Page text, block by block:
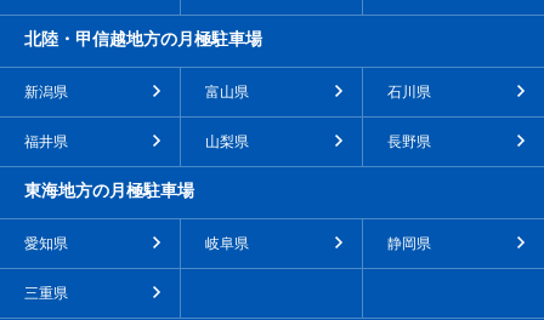
北陸・甲信越地方の月極駐車場
新潟県 富山県 石川県
福井県 山梨県 長野県
東海地方の月極駐車場
愛知県 岐阜県 静岡県
三重県